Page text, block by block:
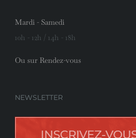
Mardi - Samedi
10h - 12h / 14h - 18h
Ou sur Rendez-vous
NEWSLETTER